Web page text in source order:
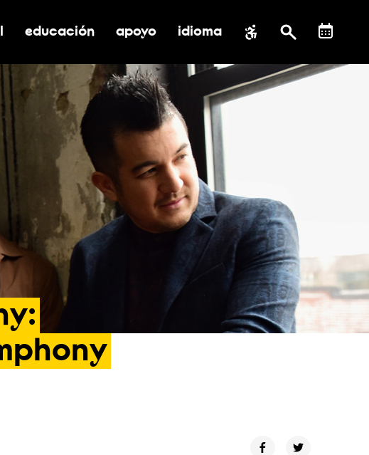
el submenú de impacto social
alternar submenú de educación
educación alternar submenú de asistencia
apoyo idioma